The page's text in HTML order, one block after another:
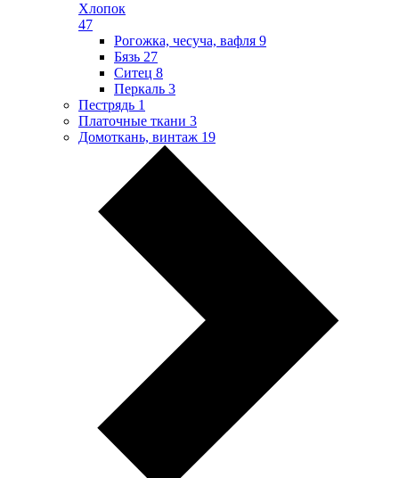
Хлопок
47
Рогожка, чесуча, вафля 9
Бязь 27
Ситец 8
Перкаль 3
Пестрядь 1
Платочные ткани 3
Домоткань, винтаж 19